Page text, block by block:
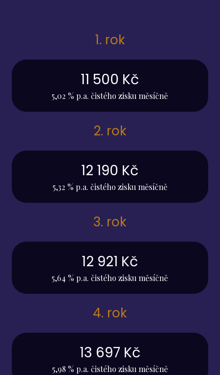
1. rok
11 500 Kč
5,02 % p.a. čistého zisku měsíčně
2. rok
12 190 Kč
5,32 % p.a. čistého zisku měsíčně
3. rok
12 921 Kč
5,64 % p.a. čistého zisku měsíčně
4. rok
13 697 Kč
5,98 % p.a. čistého zisku měsíčně